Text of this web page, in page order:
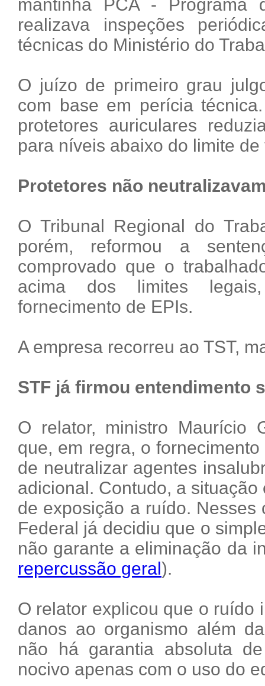
mantinha PCA - Programa
realizava inspeções
técnicas do Ministério do
O juízo de primeiro grau
com base em perícia
protetores auriculares
para níveis abaixo do limite
Protetores não
O Tribunal Regional do
porém, reformou a
comprovado que o
acima dos limites
fornecimento de EPIs.
A empresa recorreu ao TST,
STF já firmou entendimento
O relator, ministro Maurício
que, em regra, o
de neutralizar agentes
adicional. Contudo, a
de exposição a ruído. Nesses
Federal já decidiu que o
não garante a eliminação da
repercussão geral).
O relator explicou que o ruído
danos ao organismo além
não há garantia absoluta
nocivo apenas com o uso do